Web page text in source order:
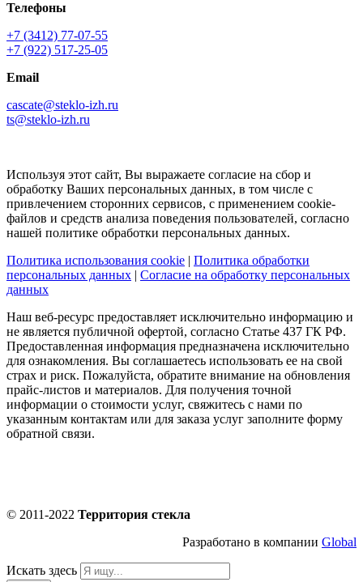
Телефоны
+7 (3412) 77-07-55
+7 (922) 517-25-05
Email
cascate@steklo-izh.ru
ts@steklo-izh.ru
Используя этот сайт, Вы выражаете согласие на сбор и
обработку Ваших персональных данных, в том числе с
привлечением сторонних сервисов, с применением cookie-
файлов и средств анализа поведения пользователей, согласно
нашей политике обработки персональных данных.
Политика использования cookie | Политика обработки
персональных данных | Согласие на обработку персональных
данных
Наш веб-ресурс предоставляет исключительно информацию и
не является публичной офертой, согласно Статье 437 ГК РФ.
Предоставленная информация предназначена исключительно
для ознакомления. Вы соглашаетесь использовать ее на свой
страх и риск. Пожалуйста, обратите внимание на обновления
прайс-листов и материалов. Для получения точной
информации о стоимости услуг, свяжитесь с нами по
указанным контактам или для заказа услуг заполните форму
обратной связи.
© 2011-2022 Территория стекла
Разработано в компании Global
Искать здесь